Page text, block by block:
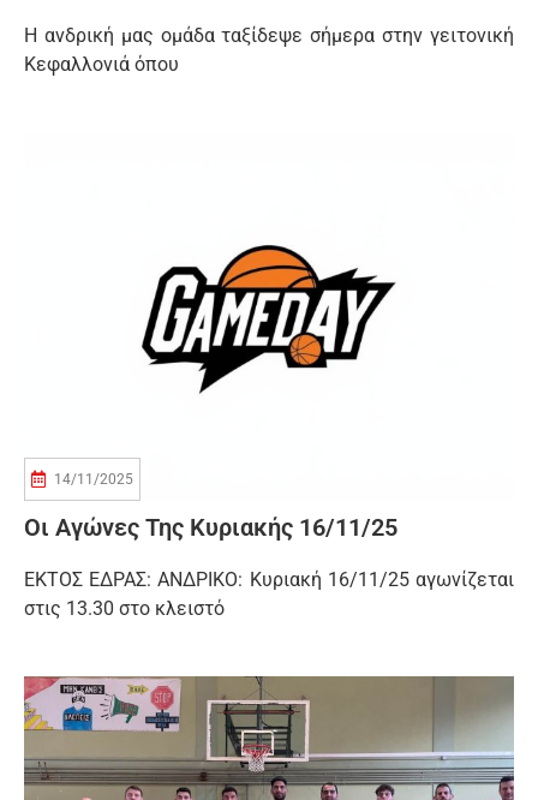
Η ανδρική μας ομάδα ταξίδεψε σήμερα στην γειτονική
Κεφαλλονιά όπου
14/11/2025
Οι Αγώνες Της Κυριακής 16/11/25
ΕΚΤΟΣ ΕΔΡΑΣ: ΑΝΔΡΙΚΟ: Κυριακή 16/11/25 αγωνίζεται
στις 13.30 στο κλειστό